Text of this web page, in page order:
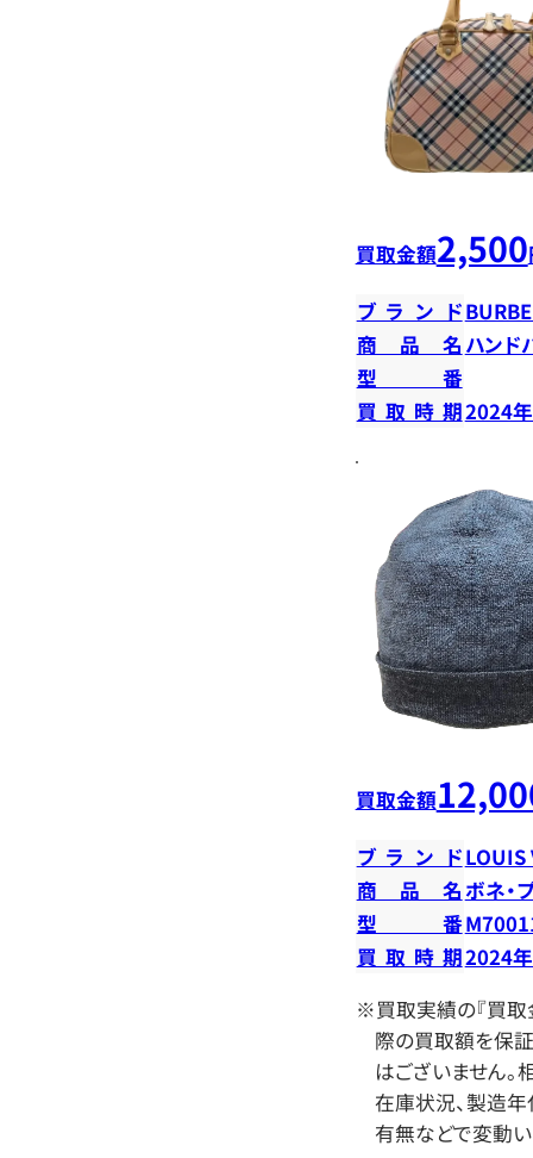
買取金額2,500
ブランド
商品名 ハンド
型番
買取時期2024
買取金額
ブランドLOUIS
商品名ボネ・
型番
買取時期2024
※買取実績の『買取
際の買取額を保
はございません。
在庫状況、製造年
有無などで変動い